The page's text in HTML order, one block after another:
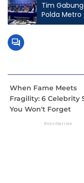
Tim
Polda Metro
Bongkar